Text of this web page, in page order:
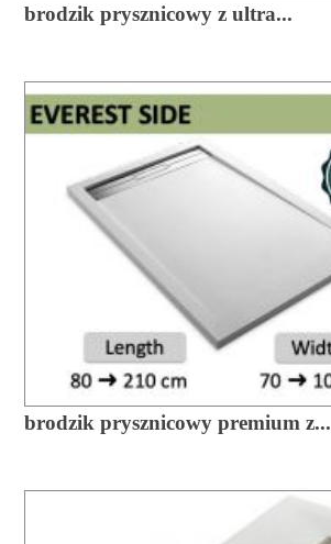
brodzik prysznicowy z ultra...
brodzik prysznicowy premium z...